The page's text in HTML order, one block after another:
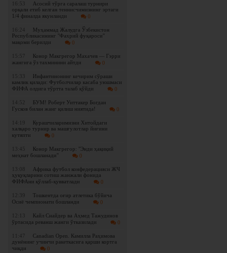
16:53
Асосий тўрга саралаш турнири
орқали етиб келган теннисчимизнинг эртаги
1/4 финалда якунланди
0
16:24
Муҳаммад Жалудга Ўзбекистон
Республикасининг "Фахрий фуқароси"
мақоми берилди
0
15:57
Конор Макгрегор Махачев — Гэрри
жангига ўз тахминини айтди
0
15:33
Инфантинонинг кечирим сўраши
камлик қилади: Футболчилар касаба уюшмаси
ФИФА олдига тўртта талаб қўйди
0
14:52
БУМ! Роберт Уиттакер Богдан
Гусков билан жанг қилиш ниятида!
0
14:19
Курашчиларимизни Хитойдаги
халқаро турнир ва машғулотлар йиғини
кутяпти
0
13:45
Конор Макгрегор: "Энди ҳақиқий
меҳнат бошланади"
0
13:08
Африка футбол конфедерацияси ЖЧ
ҳуқуқларини сотиш жанжали фонида
ФИФАни қўллаб-қувватлади
0
12:39
Тошкентда оғир атлетика бўйича
Осиё чемпионати бошланди
0
12:13
Кайл Снайдер ва Аҳмед Тажудинов
ўртасида реванш жанги ўтказилади
0
11:47
Canadian Open. Камилла Раҳимова
дунёнинг учинчи ракеткасига қарши кортга
чиқди
0